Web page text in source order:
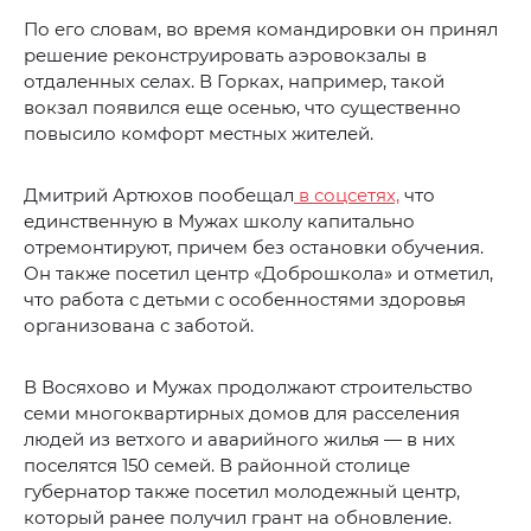
По его словам, во время командировки он принял
решение реконструировать аэровокзалы в
отдаленных селах. В Горках, например, такой
вокзал появился еще осенью, что существенно
повысило комфорт местных жителей.
Дмитрий Артюхов пообещал в соцсетях, что
единственную в Мужах школу капитально
отремонтируют, причем без остановки обучения.
Он также посетил центр «Доброшкола» и отметил,
что работа с детьми с особенностями здоровья
организована с заботой.
В Восяхово и Мужах продолжают строительство
семи многоквартирных домов для расселения
людей из ветхого и аварийного жилья — в них
поселятся 150 семей. В районной столице
губернатор также посетил молодежный центр,
который ранее получил грант на обновление.